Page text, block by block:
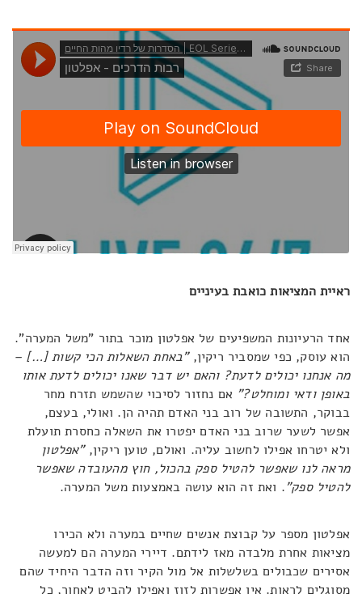
ראיית המציאות כואבת בעיניים
אחד הרעיונות המשפיעים של אפלטון מוכר בתור "משל המערה".
הוא עוסק, כפי שמסביר ריקין,"באחת השאלות הכי קשות […] –
מה אנחנו יכולים לדעת? והאם יש דבר שאנו יכולים לדעת אותו
באופן ודאי ומוחלט?" אם נחזור לסיכוי שהשמש תזרח מחר
בבוקר, התשובה של רוב בני האדם תהיה הן. ואולי, בעצם,
אפשר לשער שרוב בני האדם יפטרו את השאלה כחסרת תועלת
ולא יטרחו אפילו לחשוב עליה. ואולם, טוען ריקין,"אפלטון
מראה לנו שאפשר להטיל ספק בהכול, חוץ מהעובדה שאפשר
להטיל ספק". ואת זה הוא עושה באמצעות משל המערה.
אפלטון מספר על קבוצת אנשים שחיים במערה ולא הכירו
מציאות אחרת מלבדה מאז לידתם. דיירי המערה הם למעשה
אסירים שכבולים בשלשלות אל מול הקיר וזה הדבר היחיד שהם
מסוגלים לראות. אין אפשרות לזוז ואפילו להביט לאחור, כל